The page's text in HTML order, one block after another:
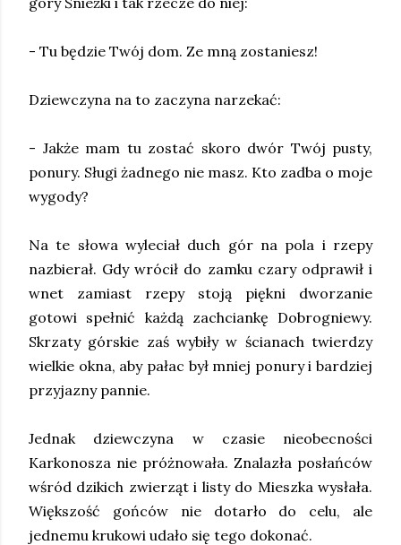
- Tu będzie Twój dom. Ze mną zostaniesz!
Dziewczyna na to zaczyna narzekać:
- Jakże mam tu zostać skoro dwór Twój pusty,
ponury. Sługi żadnego nie masz. Kto zadba o moje
wygody?
Na te słowa wyleciał duch gór na pola i rzepy
nazbierał. Gdy wrócił do zamku czary odprawił i
wnet zamiast rzepy stoją piękni dworzanie
gotowi spełnić każdą zachciankę Dobrogniewy.
Skrzaty górskie zaś wybiły w ścianach twierdzy
wielkie okna, aby pałac był mniej ponury i bardziej
przyjazny pannie.
Jednak dziewczyna w czasie nieobecności
Karkonosza nie próżnowała. Znalazła posłańców
wśród dzikich zwierząt i listy do Mieszka wysłała.
Większość gońców nie dotarło do celu, ale
jednemu krukowi udało się tego dokonać.